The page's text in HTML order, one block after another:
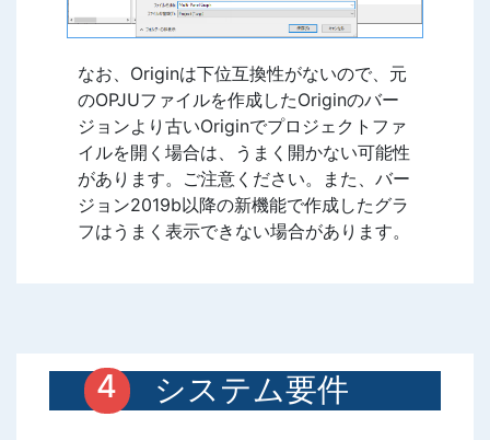
なお、Originは下位互換性がないので、元
のOPJUファイルを作成したOriginのバー
ジョンより古いOriginでプロジェクトファ
イルを開く場合は、うまく開かない可能性
があります。ご注意ください。また、バー
ジョン2019b以降の新機能で作成したグラ
フはうまく表示できない場合があります。
システム要件